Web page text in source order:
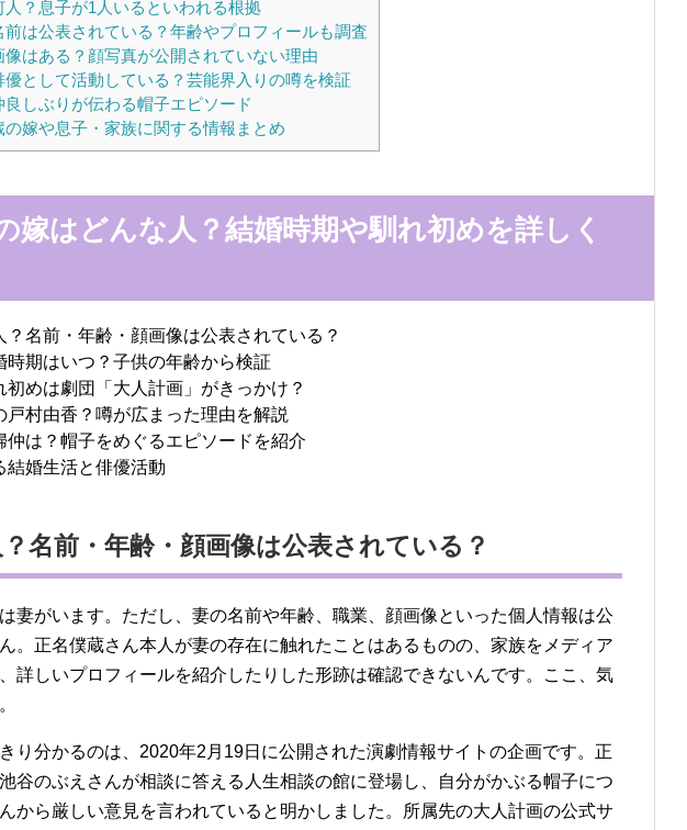
？息子が1人いるといわれる根拠
は公表されている？年齢やプロフィールも調査
はある？顔写真が公開されていない理由
として活動している？芸能界入りの噂を検証
しぶりが伝わる帽子エピソード
嫁や息子・家族に関する情報まとめ
嫁はどんな人？結婚時期や馴れ初めを詳しく
？名前・年齢・顔画像は公表されている？
時期はいつ？子供の年齢から検証
初めは劇団「大人計画」がきっかけ？
戸村由香？噂が広まった理由を解説
仲は？帽子をめぐるエピソードを紹介
結婚生活と俳優活動
名前・年齢・顔画像は公表されている？
妻がいます。ただし、妻の名前や年齢、職業、顔画像といった個人情報は公
。正名僕蔵さん本人が妻の存在に触れたことはあるものの、家族をメディア
詳しいプロフィールを紹介したりした形跡は確認できないんです。ここ、気
り分かるのは、2020年2月19日に公開された演劇情報サイトの企画です。正
谷のぶえさんが相談に答える人生相談の館に登場し、自分がかぶる帽子につ
から厳しい意見を言われていると明かしました。所属先の大人計画の公式サ